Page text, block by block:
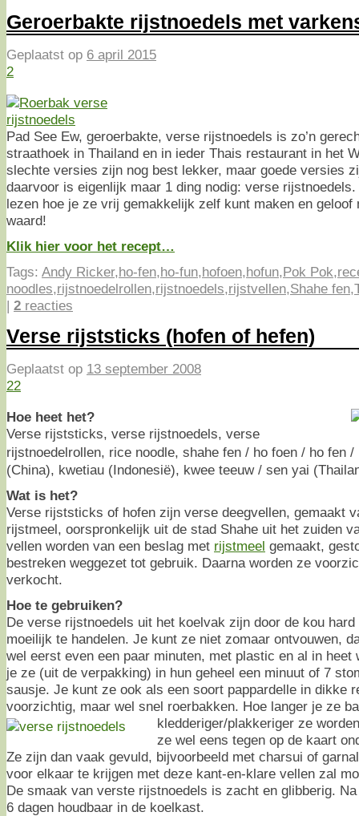
Geroerbakte rijstnoedels met
Geplaatst op 6 april 2015
2
Pad See Ew, geroerbakte, verse rijstnoedels is zo’n
straathoek in Thailand en in ieder Thais restaurant in het
slechte versies zijn nog best lekker, maar goede versies
daarvoor is eigenlijk maar 1 ding nodig: verse
lezen hoe je ze vrij gemakkelijk zelf kunt maken en geloof
waard!
Klik hier voor het recept…
Tags: Andy Ricker,ho-fen,ho-fun,hofoen,hofun,Pok Pok,
noodles,rijstnoedelrollen,rijstnoedels,rijstvellen,Shahe fen,
| 2 reacties
Verse rijststicks (hofen of hefen)
Geplaatst op 13 september 2008
22
Hoe heet het?
Verse rijststicks, verse rijstnoedels, verse
rijstnoedelrollen, rice noodle, shahe fen / ho foen / ho fen
(China), kwetiau (Indonesië), kwee teeuw / sen yai
Wat is het?
Verse rijststicks of hofen zijn verse deegvellen, gemaakt
rijstmeel, oorspronkelijk uit de stad Shahe uit het zuiden
vellen worden van een beslag met rijstmeel gemaakt,
bestreken weggezet tot gebruik. Daarna worden ze
verkocht.
Hoe te gebruiken?
De verse rijstnoedels uit het koelvak zijn door de kou hard
moeilijk te handelen. Je kunt ze niet zomaar ontvouwen,
wel eerst even een paar minuten, met plastic en al in heet
je ze (uit de verpakking) in hun geheel een minuut of 7
sausje. Je kunt ze ook als een soort pappardelle in dikke
voorzichtig, maar wel snel roerbakken. Hoe langer je ze
kledderiger/plakkeriger ze
ze wel eens tegen op de kaart
Ze zijn dan vaak gevuld, bijvoorbeeld met charsui of
voor elkaar te krijgen met deze kant-en-klare vellen zal
De smaak van verste rijstnoedels is zacht en glibberig.
6 dagen houdbaar in de koelkast.